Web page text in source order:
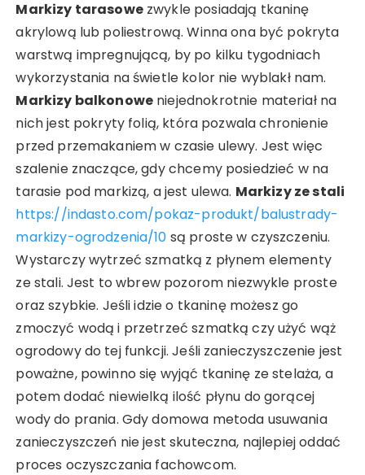
Markizy tarasowezwykle posiadają tkaninę
akrylową lub poliestrową. Winna ona być pokryta
warstwą impregnującą, by po kilku tygodniach
wykorzystania na świetle kolor nie wyblakł nam.
Markizy balkonowe niejednokrotnie materiał na
nich jest pokryty folią, która pozwala chronienie
przed przemakaniem w czasie ulewy. Jest więc
szalenie znaczące, gdy chcemy posiedzieć w na
tarasie pod markizą, a jest ulewa. Markizy ze stali
https://indasto.com/pokaz-produkt/balustrady-
markizy-ogrodzenia/10 są proste w czyszczeniu.
Wystarczy wytrzeć szmatką z płynem elementy
ze stali. Jest to wbrew pozorom niezwykle proste
oraz szybkie. Jeśli idzie o tkaninę możesz go
zmoczyć wodą i przetrzeć szmatką czy użyć wąż
ogrodowy do tej funkcji. Jeśli zanieczyszczenie jest
poważne, powinno się wyjąć tkaninę ze stelaża, a
potem dodać niewielką ilość płynu do gorącej
wody do prania. Gdy domowa metoda usuwania
zanieczyszczeń nie jest skuteczna, najlepiej oddać
proces oczyszczania fachowcom.